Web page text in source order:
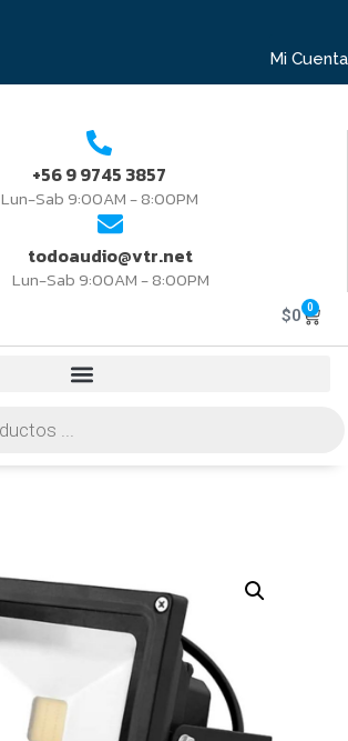
Mi Cuenta
+56 9 9745 3857
Lun-Sab 9:00AM - 8:00PM
todoaudio@vtr.net
Lun-Sab 9:00AM - 8:00PM
$0 0